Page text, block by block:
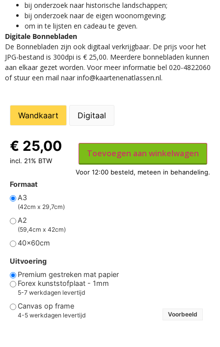
​bij onderzoek naar historische landschappen;
bij onderzoek naar de eigen woonomgeving;
om in te lijsten en cadeau te geven.
Digitale Bonnebladen
De Bonnebladen zijn ook digitaal verkrijgbaar. De prijs voor het
JPG-bestand is 300dpi is € 25,00. Meerdere bonnebladen kunnen
aan elkaar gezet worden. Voor meer informatie bel 020-4822060
of stuur een mail naar info@kaartenenatlassen.nl.
Wandkaart Digitaal
Formaat
A3
(42cm x 29,7cm)
A2
(59,4cm x 42cm)
40x60cm
Uitvoering
Premium gestreken mat papier
Forex kunststofplaat - 1mm
5-7 werkdagen levertijd
Canvas op frame
4-5 werkdagen levertijd Voorbeeld
€ 25,00
incl. 21% BTW
Toevoegen aan winkelwagen